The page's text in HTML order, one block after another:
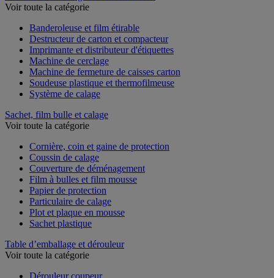
Voir toute la catégorie
Banderoleuse et film étirable
Destructeur de carton et compacteur
Imprimante et distributeur d'étiquettes
Machine de cerclage
Machine de fermeture de caisses carton
Soudeuse plastique et thermofilmeuse
Système de calage
Sachet, film bulle et calage
Voir toute la catégorie
Cornière, coin et gaine de protection
Coussin de calage
Couverture de déménagement
Film à bulles et film mousse
Papier de protection
Particulaire de calage
Plot et plaque en mousse
Sachet plastique
Table d’emballage et dérouleur
Voir toute la catégorie
Dérouleur coupeur